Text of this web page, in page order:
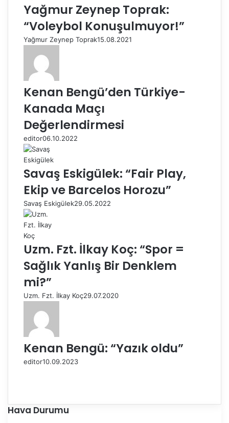
Yağmur Zeynep Toprak:
“Voleybol Konuşulmuyor!”
Yağmur Zeynep Toprak15.08.2021
Kenan Bengü’den Türkiye-
Kanada Maçı
Değerlendirmesi
editor06.10.2022
Savaş Eskigülek: “Fair Play,
Ekip ve Barcelos Horozu”
Savaş Eskigülek29.05.2022
Uzm. Fzt. İlkay Koç: “Spor =
Sağlık Yanlış Bir Denklem
mi?”
Uzm. Fzt. İlkay Koç29.07.2020
Kenan Bengü: “Yazık oldu”
editor10.09.2023
e
k
n
Hava Durumu